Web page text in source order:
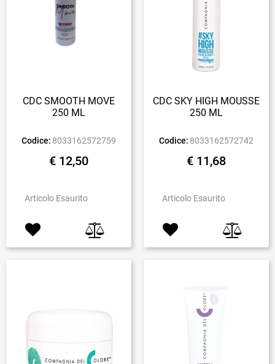
CDC SMOOTH MOVE
250 ML
Codice: 8033162572759
€ 12,50
Articolo Esaurito
CDC SKY HIGH MOUSSE
250 ML
Codice: 8033162572742
€ 11,68
Articolo Esaurito